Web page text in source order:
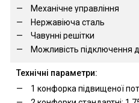
Механічне управління
Нержавіюча сталь
Чавунні решітки
Можливість підключення
Технічні параметри:
1 конфорка підвищеної